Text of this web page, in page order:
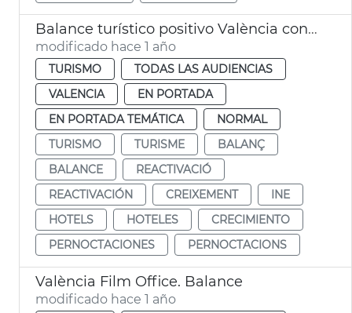
Balance turístico positivo València con un 10 % más de pernoctaciones en 2024
modificado hace 1 año
TURISMO
TODAS LAS AUDIENCIAS
VALENCIA
EN PORTADA
EN PORTADA TEMÁTICA
NORMAL
TURISMO
TURISME
BALANÇ
BALANCE
REACTIVACIÓ
REACTIVACIÓN
CREIXEMENT
INE
HOTELS
HOTELES
CRECIMIENTO
PERNOCTACIONES
PERNOCTACIONS
València Film Office. Balance
modificado hace 1 año